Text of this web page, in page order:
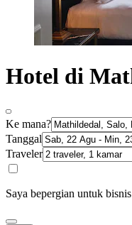
Hotel di
Ke mana?
Tanggal
Traveler
Saya bepergian untuk bisnis